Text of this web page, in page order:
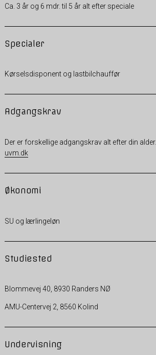
Ca. 3 år og 6 mdr. til 5 år alt efter speciale
Specialer
Kørselsdisponent og lastbilchauffør
Adgangskrav
Der er forskellige adgangskrav alt efter din alder.
uvm.dk
Økonomi
SU og lærlingeløn
Studiested
Blommevej 40, 8930 Randers NØ
AMU-Centervej 2, 8560 Kolind
Undervisning